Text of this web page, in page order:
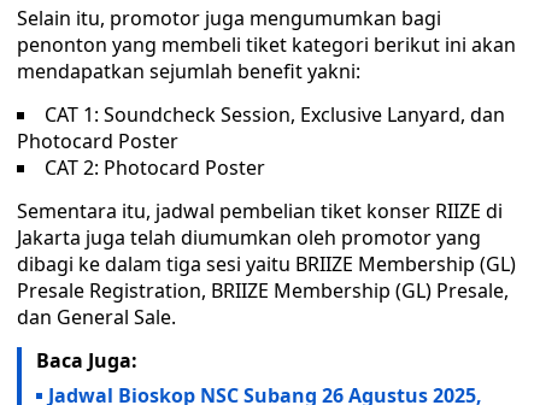
Selain itu, promotor juga mengumumkan bagi
penonton yang membeli tiket kategori berikut ini akan
mendapatkan sejumlah benefit yakni:
CAT 1: Soundcheck Session, Exclusive Lanyard, dan
Photocard Poster
CAT 2: Photocard Poster
Sementara itu, jadwal pembelian tiket konser RIIZE di
Jakarta juga telah diumumkan oleh promotor yang
dibagi ke dalam tiga sesi yaitu BRIIZE Membership (GL)
Presale Registration, BRIIZE Membership (GL) Presale,
dan General Sale.
Baca Juga:
Jadwal Bioskop NSC Subang 26 Agustus 2025,